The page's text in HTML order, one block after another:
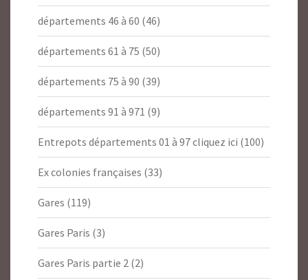
départements 46 à 60 (46)
départements 61 à 75 (50)
départements 75 à 90 (39)
départements 91 à 971 (9)
Entrepots départements 01 à 97 cliquez ici (100)
Ex colonies françaises (33)
Gares (119)
Gares Paris (3)
Gares Paris partie 2 (2)